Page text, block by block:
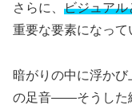
さらに、 ビジュアル
重要な要素になって
暗がりの中に浮か
の足音――そうした